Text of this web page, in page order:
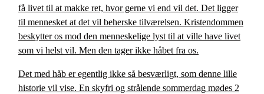
få livet til at makke ret, hvor gerne vi end vil det. Det ligger
til mennesket at det vil beherske tilværelsen. Kristendommen
beskytter os mod den menneskelige lyst til at ville have livet
som vi helst vil. Men den tager ikke håbet fra os.
Det med håb er egentlig ikke så besværligt, som denne lille
historie vil vise. En skyfri og strålende sommerdag mødes 2